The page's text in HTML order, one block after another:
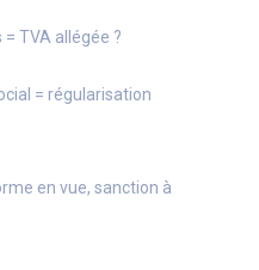
= TVA allégée ?
= régularisation
en vue, sanction à